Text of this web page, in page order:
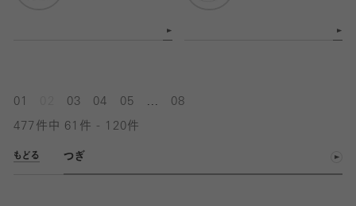
01 03 04 05 08
477件中 61件 - 120件
もどる つぎ